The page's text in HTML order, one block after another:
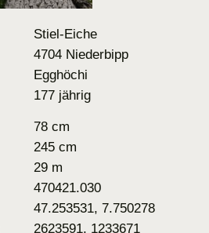
Stiel-Eiche
4704 Niederbipp
Egghöchi
177 jährig
78 cm
245 cm
29 m
470421.030
47.253531, 7.750278
2623591, 1233671